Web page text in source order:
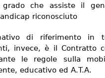
che assiste il
riconosciuto
di riferimento in
invece, è il Contratto
le regole sulla
educativo ed A.T.A.